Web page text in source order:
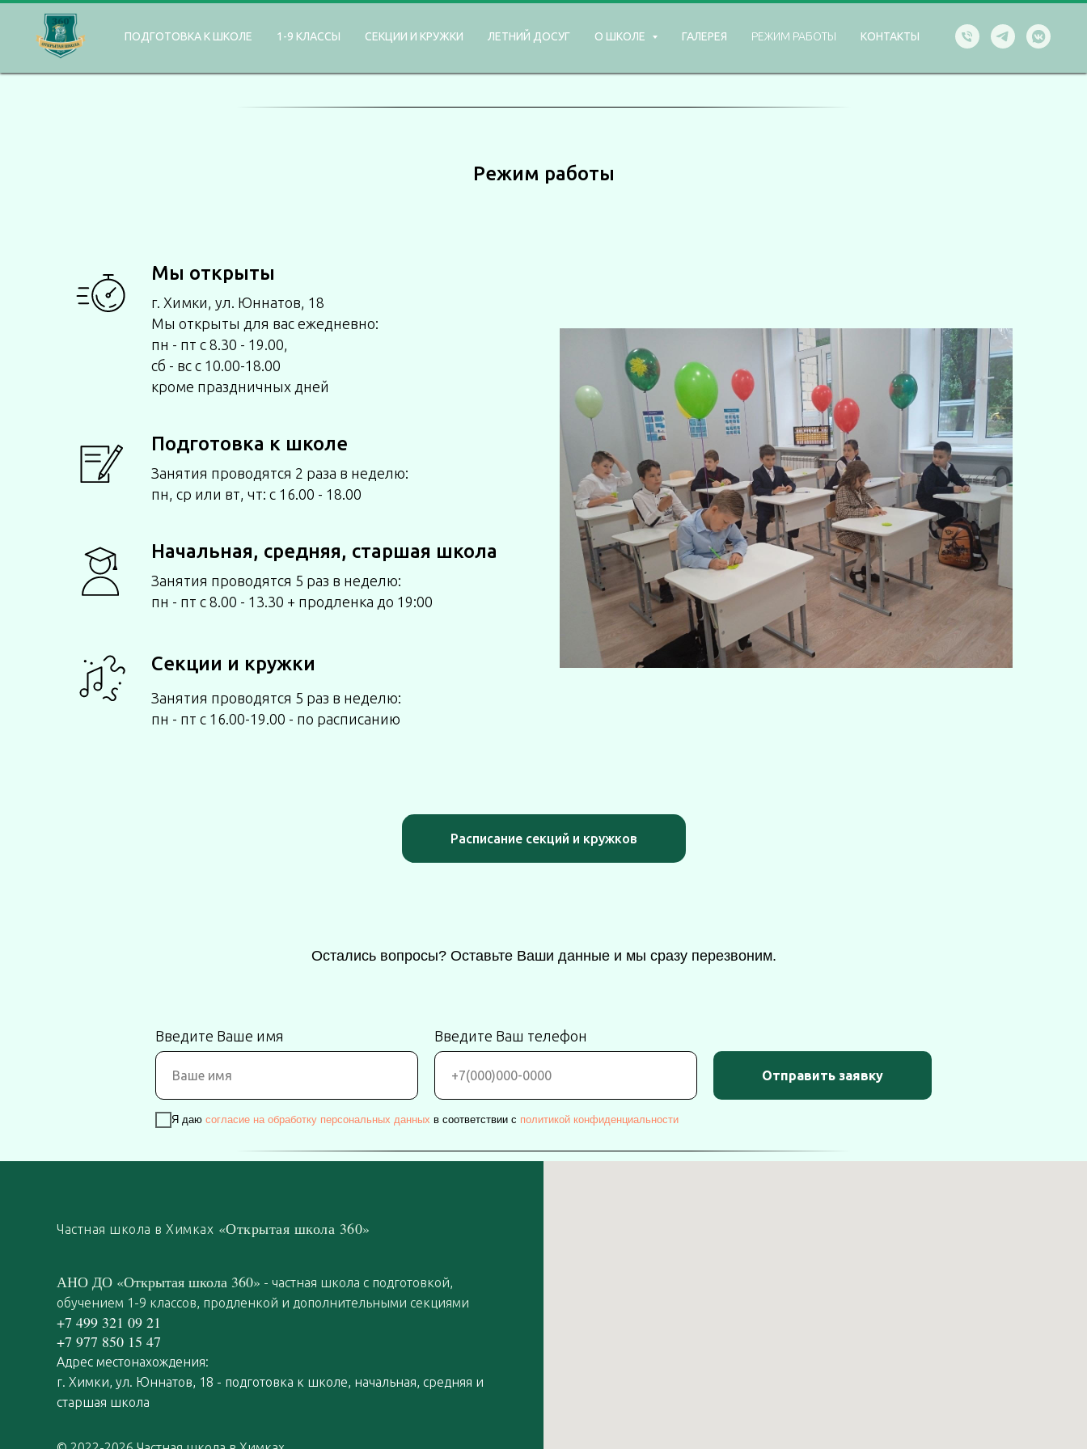
ПОДГОТОВКА К ШКОЛЕ 1-9 КЛАССЫ СЕКЦИИ И КРУЖКИ ЛЕТНИЙ ДОСУГ О ШКОЛЕ ГАЛЕРЕЯ РЕЖИМ РАБОТЫ КОНТАКТЫ
Режим работы
Мы открыты
г. Химки, ул. Юннатов, 18
Мы открыты для вас ежедневно:
пн - пт с 8.30 - 19.00,
сб - вс с 10.00-18.00
кроме праздничных дней
Подготовка к школе
Занятия проводятся 2 раза в неделю:
пн, ср или вт, чт: с 16.00 - 18.00
Начальная, средняя, старшая школа
Занятия проводятся 5 раз в неделю:
пн - пт с 8.00 - 13.30 + продленка до 19:00
Секции и кружки
Занятия проводятся 5 раз в неделю:
пн - пт с 16.00-19.00 - по расписанию
Расписание секций и кружков
Остались вопросы? Оставьте Ваши данные и мы сразу перезвоним.
Введите Ваше имя Введите Ваш телефон
Я даю согласие на обработку персональных данных в соответствии с политикой конфиденциальности
Отправить заявку
Частная школа в Химках «Открытая школа 360»
АНО ДО «Открытая школа 360» - частная школа с подготовкой,
обучением 1-9 классов, продленкой и дополнительными секциями
+7 499 321 09 21
+7 977 850 15 47
Адрес местонахождения:
г. Химки, ул. Юннатов, 18 - подготовка к школе, начальная, средняя и
старшая школа